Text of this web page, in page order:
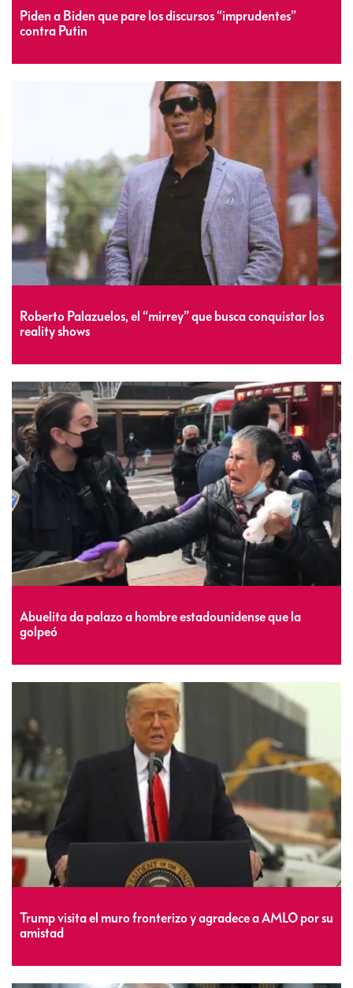
Piden a Biden que pare los discursos “imprudentes”
contra Putin
Roberto Palazuelos, el “mirrey” que busca conquistar los
reality shows
Abuelita da palazo a hombre estadounidense que la
golpeó
Trump visita el muro fronterizo y agradece a AMLO por su
amistad